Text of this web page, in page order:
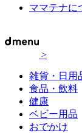
ママテナに
>
雑貨・日用
食品・飲料
健康
ベビー用品
おでかけ